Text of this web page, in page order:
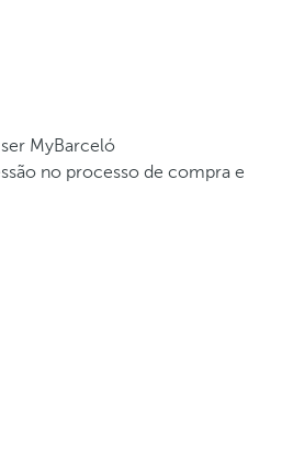
MyBarceló
no processo de compra e